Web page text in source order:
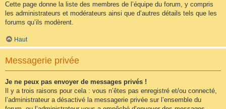
Cette page donne la liste des membres de l’équipe du forum, y compris
les administrateurs et modérateurs ainsi que d’autres détails tels que les
forums qu’ils modèrent.
Haut
Messagerie privée
Je ne peux pas envoyer de messages privés !
Il y a trois raisons pour cela : vous n’êtes pas enregistré et/ou connecté,
l’administrateur a désactivé la messagerie privée sur l’ensemble du